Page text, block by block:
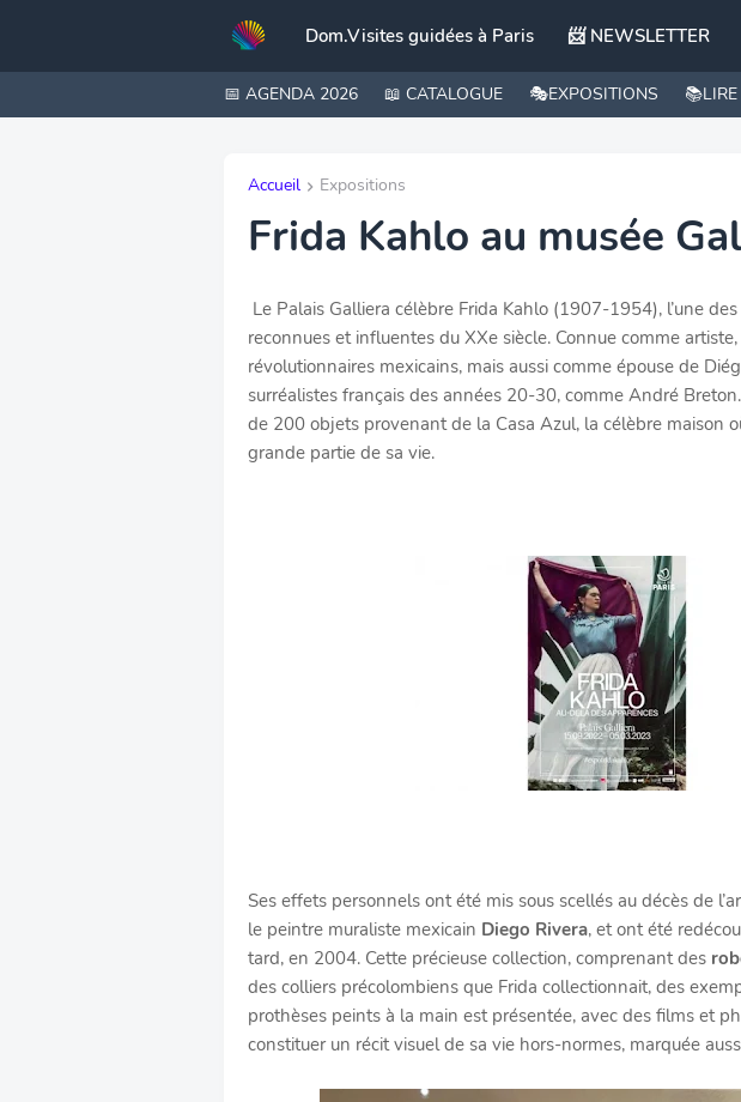
Dom.Visites guidées à Paris 📨 NEWSLETTER
📅 AGENDA 2026 📖 CATALOGUE 🎭EXPOSITIONS 📚LIRE
Accueil Expositions
Frida Kahlo au musée
Le Palais Galliera célèbre Frida Kahlo (1907-1954), l’une
reconnues et influentes du XXe siècle. Connue comme
révolutionnaires mexicains, mais aussi comme épouse de
surréalistes français des années 20-30, comme André
de 200 objets provenant de la Casa Azul, la célèbre maison
grande partie de sa vie.
Ses effets personnels ont été mis sous scellés au décès de
le peintre muraliste mexicain Diego Rivera, et ont été
tard, en 2004. Cette précieuse collection, comprenant des
des colliers précolombiens que Frida collectionnait, des
prothèses peints à la main est présentée, avec des films et
constituer un récit visuel de sa vie hors-normes, marquée